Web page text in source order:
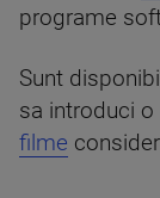
programe
Sunt
sa introduci
filme